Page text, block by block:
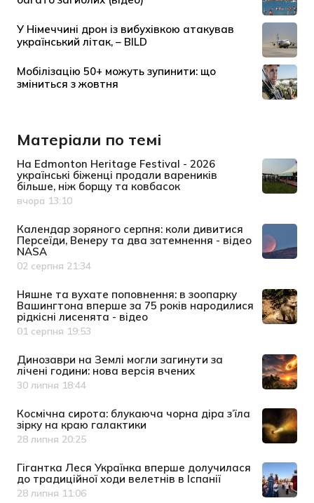
Матеріали по темі
На Edmonton Heritage Festival - 2026
українські біженці продали вареників
більше, ніж борщу та ковбасок
Дата публікації
вчора 13:10
Календар зоряного серпня: коли дивитися
Персеїди, Венеру та два затемнення - відео
NASA
Дата публікації
02 серпня 21:34
Няшне та вухате поповнення: в зоопарку
Вашингтона вперше за 75 років народилися
рідкісні лисенята - відео
Дата публікації
01 серпня 19:53
Динозаври на Землі могли загинути за
лічені години: нова версія вчених
Дата публікації
30 липня 18:44
Космічна сирота: блукаюча чорна діра з’їла
зірку на краю галактики
Дата публікації
28 липня 20:25
Гігантка Леся Українка вперше долучилася
до традиційної ходи велетнів в Іспанії
Дата публікації
28 липня 11:06